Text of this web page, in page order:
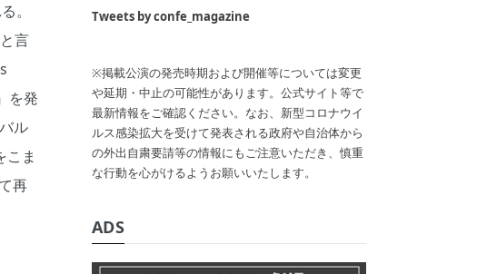
。
言
を発
ル
こま
再
Tweets by confe_magazine
※掲載公演の発売時期および開催等については変更
や延期・中止の可能性があります。公式サイト等で
最新情報をご確認ください。なお、新型コロナウイ
ルス感染拡大を受けて発表される政府や自治体から
の外出自粛要請等の情報にもご注意いただき、慎重
な行動を心がけるようお願いいたします。
ADS